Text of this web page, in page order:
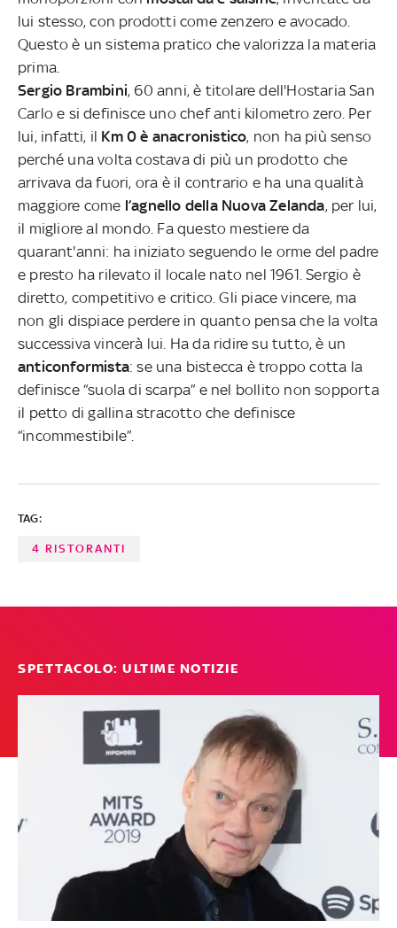
lui stesso, con prodotti come zenzero e avocado.
Questo è un sistema pratico che valorizza la materia
prima.
Sergio Brambini, 60 anni, è titolare dell'Hostaria San
Carlo e si definisce uno chef anti kilometro zero. Per
lui, infatti, il Km 0 è anacronistico, non ha più senso
perché una volta costava di più un prodotto che
arrivava da fuori, ora è il contrario e ha una qualità
maggiore come l’agnello della Nuova Zelanda, per lui,
il migliore al mondo. Fa questo mestiere da
quarant'anni: ha iniziato seguendo le orme del padre
e presto ha rilevato il locale nato nel 1961. Sergio è
diretto, competitivo e critico. Gli piace vincere, ma
non gli dispiace perdere in quanto pensa che la volta
successiva vincerà lui. Ha da ridire su tutto, è un
anticonformista: se una bistecca è troppo cotta la
definisce “suola di scarpa” e nel bollito non sopporta
il petto di gallina stracotto che definisce
“incommestibile”.
TAG:
4 RISTORANTI
SPETTACOLO: ULTIME NOTIZIE